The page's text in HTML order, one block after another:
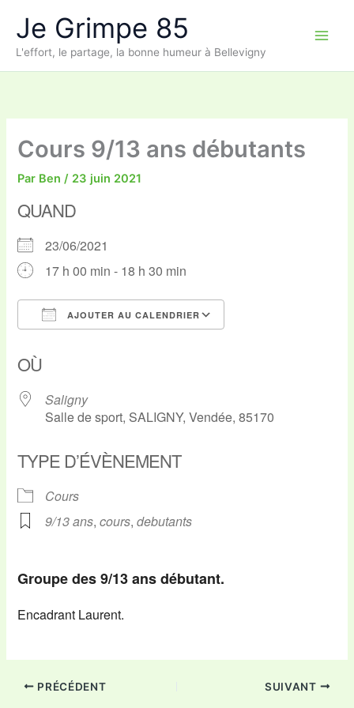
contenu
Je Grimpe 85
L'effort, le partage, la bonne humeur à Bellevigny
Cours 9/13 ans débutants
Par Ben/ 23 juin 2021
QUAND
23/06/2021
17 h 00 min - 18 h 30 min
AJOUTER AU CALENDRIER
OÙ
Saligny
Salle de sport, SALIGNY, Vendée, 85170
TYPE D’ÉVÈNEMENT
Cours
9/13 ans,cours,debutants
Groupe des 9/13 ans débutant.
Encadrant Laurent.
PRÉCÉDENT SUIVANT